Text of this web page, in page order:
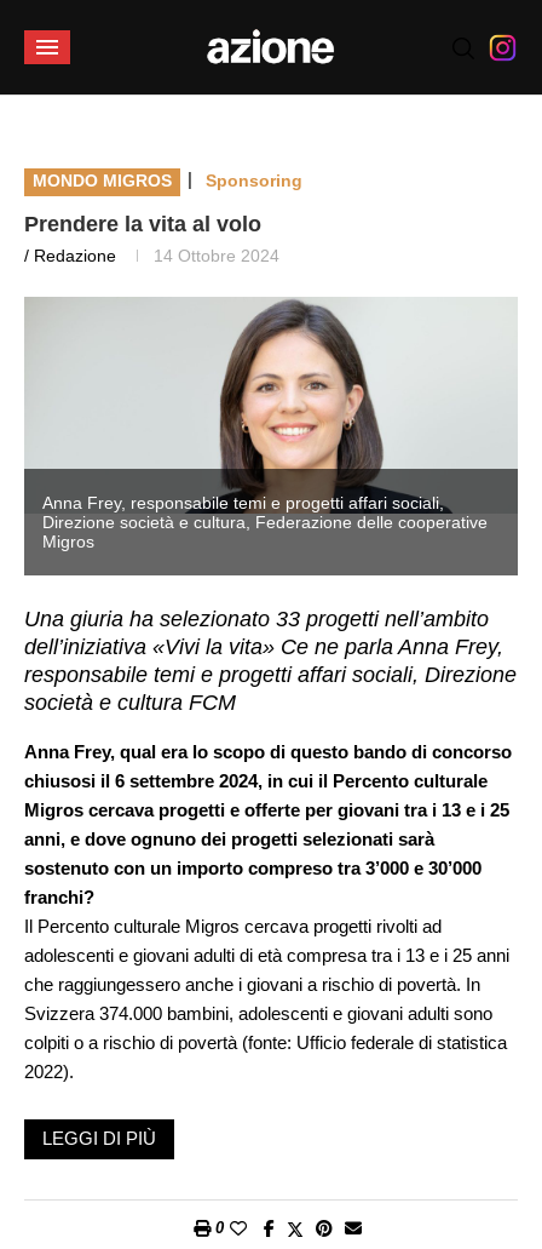
MONDO MIGROS | Sponsoring
Prendere la vita al volo
/ Redazione 14 Ottobre 2024
Anna Frey, responsabile temi e progetti affari sociali,
Direzione società e cultura, Federazione delle cooperative
Migros
Una giuria ha selezionato 33 progetti nell’ambito
dell’iniziativa «Vivi la vita» Ce ne parla Anna Frey,
responsabile temi e progetti affari sociali, Direzione
società e cultura FCM
Anna Frey, qual era lo scopo di questo bando di concorso
chiusosi il 6 settembre 2024, in cui il Percento culturale
Migros cercava progetti e offerte per giovani tra i 13 e i 25
anni, e dove ognuno dei progetti selezionati sarà
sostenuto con un importo compreso tra 3’000 e 30’000
franchi?
Il Percento culturale Migros cercava progetti rivolti ad
adolescenti e giovani adulti di età compresa tra i 13 e i 25 anni
che raggiungessero anche i giovani a rischio di povertà. In
Svizzera 374.000 bambini, adolescenti e giovani adulti sono
colpiti o a rischio di povertà (fonte: Ufficio federale di statistica
2022).
L’obiettivo era quello di sostenere e pubblicizzare il lavoro delle
iniziative che operano con i giovani a livello locale, regionale o
ora proprio queste iniziative con un finanziamento complessivo
LEGGI DI PIÙ
0